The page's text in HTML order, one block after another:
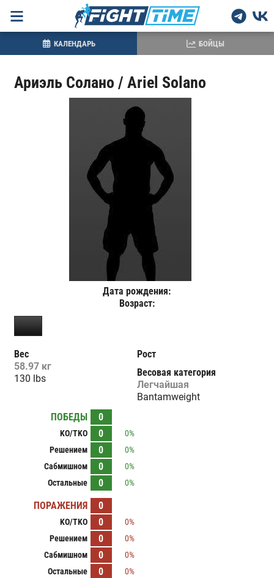
Ариэль Солано / Ariel Solano
Дата рождения:
Возраст:
Вес
58.97 кг
130 lbs
Рост
Весовая категория
Легчайшая
Bantamweight
ПОБЕДЫ
0
KO/TKO 0
0%
Решением
0
0%
Сабмишном
0
0%
Остальные
0 0%
ПОРАЖЕНИЯ 0
KO/TKO 0
0%
Решением
0
0%
Сабмишном
0
0%
Остальные
0 0%
КАЛЕНДАРЬ БОЙЦЫ